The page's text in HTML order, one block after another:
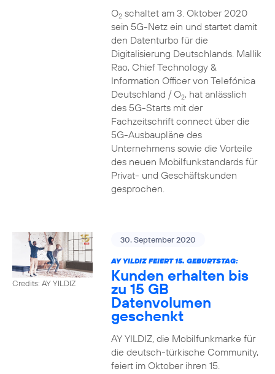
O2schaltet am 3. Oktober 2020
sein 5G-Netz ein und startet damit
den Datenturbo für die
Digitalisierung Deutschlands. Mallik
Rao, Chief Technology &
Information Officer von Telefónica
Deutschland / O2, hat anlässlich
des 5G-Starts mit der
Fachzeitschrift connect über die
5G-Ausbaupläne des
Unternehmens sowie die Vorteile
des neuen Mobilfunkstandards für
Privat- und Geschäftskunden
gesprochen.
Credits: AY YILDIZ
30. September 2020
AY YILDIZ FEIERT 15. GEBURTSTAG:
Kunden erhalten bis
zu 15 GB
Datenvolumen
geschenkt
AY YILDIZ, die Mobilfunkmarke für
die deutsch-türkische Community,
feiert im Oktober ihren 15.